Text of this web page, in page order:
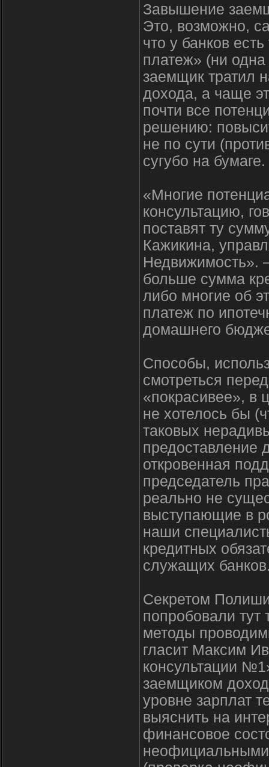
Завышение
Это, возможно,
что у банков
платеж» (ни одна
заемщик тратил
дохода, а чаще
почти все
решению:
не по сути
сугубо на бумаге.
«Многие
консультацию,
поставят ту
Кажикина,
Недвижимость».
больше сумма
либо многие об
платеж по
домашнего
Способы,
смотреться
«покрасивее», в
не хотелось бы
таковых
предоставление
откровенная
председатель
реально не
выступающие в
наши
кредитных
служащих
Секретом
попробовали тут
методы
гласит Максим
консультации
заемщиком
уровне зарплат
выяснить на
финансовое
неофициальными